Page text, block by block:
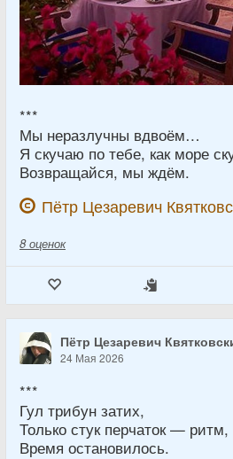
***
Мы неразлучны вдвоём…
Я скучаю по тебе, как море
Возвращайся, мы ждём.
Пётр Цезаревич
8 оценок
Пётр Цезаревич
24 Мая 2026
***
Гул трибун затих,
Только стук перчаток — ритм,
Время остановилось.